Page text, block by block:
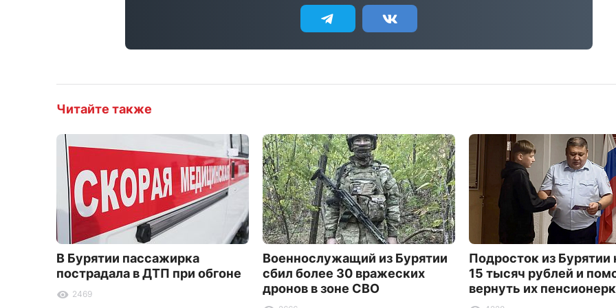
Читайте также
В Бурятии пассажирка
пострадала в ДТП при обгоне
2469
Военнослужащий из Бурятии
сбил более 30 вражеских
дронов в зоне СВО
Подросток из Бурятии
15 тысяч рублей и
вернуть их